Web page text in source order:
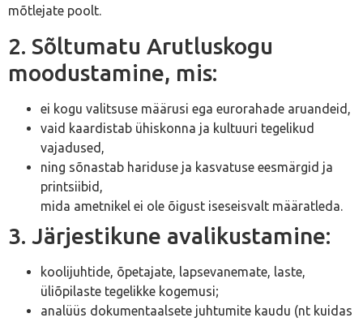
mõtlejate poolt.
2. Sõltumatu Arutluskogu
moodustamine, mis:
ei kogu valitsuse määrusi ega eurorahade aruandeid,
vaid kaardistab ühiskonna ja kultuuri tegelikud
vajadused,
ning sõnastab hariduse ja kasvatuse eesmärgid ja
printsiibid,
mida ametnikel ei ole õigust iseseisvalt määratleda.
3. Järjestikune avalikustamine:
koolijuhtide, õpetajate, lapsevanemate, laste,
üliõpilaste tegelikke kogemusi;
analüüs dokumentaalsete juhtumite kaudu (nt kuidas